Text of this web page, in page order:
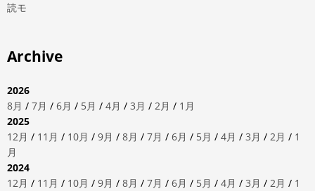
読モ
Archive
2026
8月 / 7月 / 6月 / 5月 / 4月 / 3月 / 2月 / 1月
2025
12月 / 11月 / 10月 / 9月 / 8月 / 7月 / 6月 / 5月 / 4月 / 3月 / 2月 / 1
月
2024
12月 / 11月 / 10月 / 9月 / 8月 / 7月 / 6月 / 5月 / 4月 / 3月 / 2月 / 1